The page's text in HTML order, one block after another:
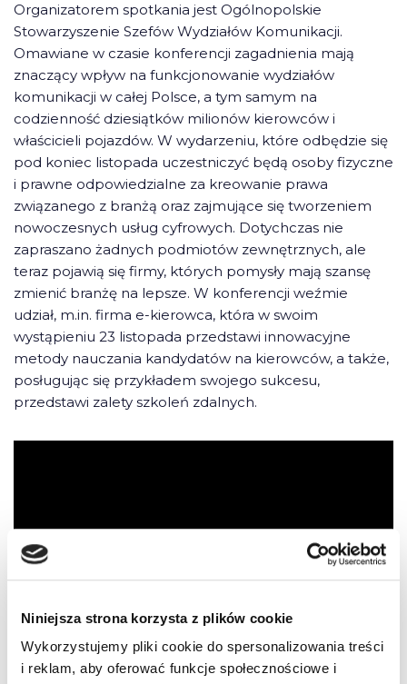
Niniejsza strona korzysta z plików cookie
Wykorzystujemy pliki cookie do spersonalizowania treści
i reklam, aby oferować funkcje społecznościowe i
Organizatorem spotkania jest Ogólnopolskie
Stowarzyszenie Szefów Wydziałów Komunikacji.
Omawiane w czasie konferencji zagadnienia mają
znaczący wpływ na funkcjonowanie wydziałów
komunikacji w całej Polsce, a tym samym na
codzienność dziesiątków milionów kierowców i
właścicieli pojazdów. W wydarzeniu, które odbędzie się
pod koniec listopada uczestniczyć będą osoby fizyczne
i prawne odpowiedzialne za kreowanie prawa
związanego z branżą oraz zajmujące się tworzeniem
nowoczesnych usług cyfrowych. Dotychczas nie
zapraszano żadnych podmiotów zewnętrznych, ale
teraz pojawią się firmy, których pomysły mają szansę
zmienić branżę na lepsze. W konferencji weźmie
udział, m.in. firma e-kierowca, która w swoim
wystąpieniu 23 listopada przedstawi innowacyjne
metody nauczania kandydatów na kierowców, a także,
posługując się przykładem swojego sukcesu,
przedstawi zalety szkoleń zdalnych.